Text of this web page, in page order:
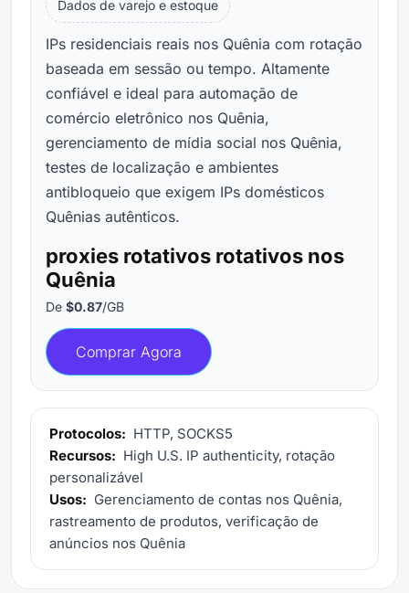
Dados de varejo e estoque
IPs residenciais reais nos Quênia com rotação
baseada em sessão ou tempo. Altamente
confiável e ideal para automação de
comércio eletrônico nos Quênia,
gerenciamento de mídia social nos Quênia,
testes de localização e ambientes
antibloqueio que exigem IPs domésticos
Quênias autênticos.
proxies rotativos rotativos nos
Quênia
De $0.87/GB
Comprar Agora
Protocolos: HTTP, SOCKS5
Recursos: High U.S. IP authenticity, rotação
personalizável
Usos: Gerenciamento de contas nos Quênia,
rastreamento de produtos, verificação de
anúncios nos Quênia